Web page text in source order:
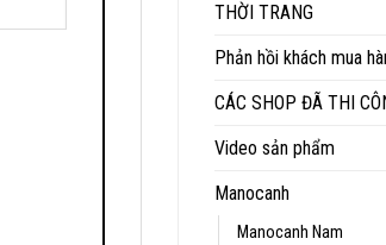
THỜI TRANG
Phản hồi khách mua
CÁC SHOP ĐÃ THI
Video sản phẩm
Manocanh
Manocanh Nam